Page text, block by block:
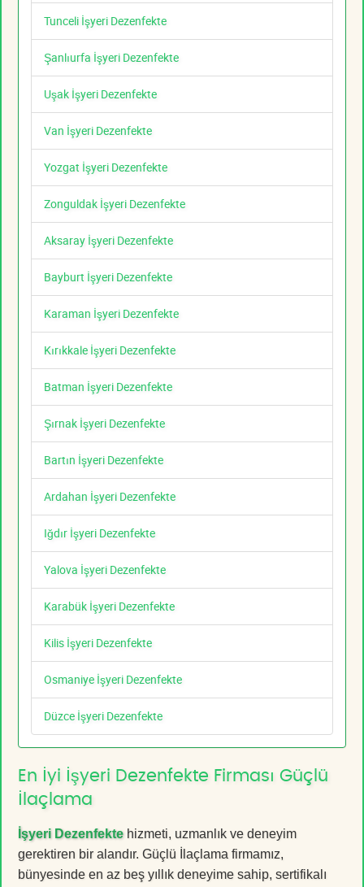
Tunceli İşyeri Dezenfekte
Şanlıurfa İşyeri Dezenfekte
Uşak İşyeri Dezenfekte
Van İşyeri Dezenfekte
Yozgat İşyeri Dezenfekte
Zonguldak İşyeri Dezenfekte
Aksaray İşyeri Dezenfekte
Bayburt İşyeri Dezenfekte
Karaman İşyeri Dezenfekte
Kırıkkale İşyeri Dezenfekte
Batman İşyeri Dezenfekte
Şırnak İşyeri Dezenfekte
Bartın İşyeri Dezenfekte
Ardahan İşyeri Dezenfekte
Iğdır İşyeri Dezenfekte
Yalova İşyeri Dezenfekte
Karabük İşyeri Dezenfekte
Kilis İşyeri Dezenfekte
Osmaniye İşyeri Dezenfekte
Düzce İşyeri Dezenfekte
En İyi İşyeri Dezenfekte Firması Güçlü
İlaçlama
İşyeri Dezenfektehizmeti, uzmanlık ve deneyim
gerektiren bir alandır. Güçlü İlaçlama firmamız,
bünyesinde en az beş yıllık deneyime sahip, sertifikalı